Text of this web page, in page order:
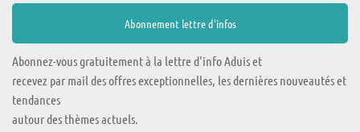
Abonnez-vous gratuitement à la lettre d'info Aduis et
recevez par mail des offres exceptionnelles, les dernières nouveautés et
tendances
autour des thèmes actuels.